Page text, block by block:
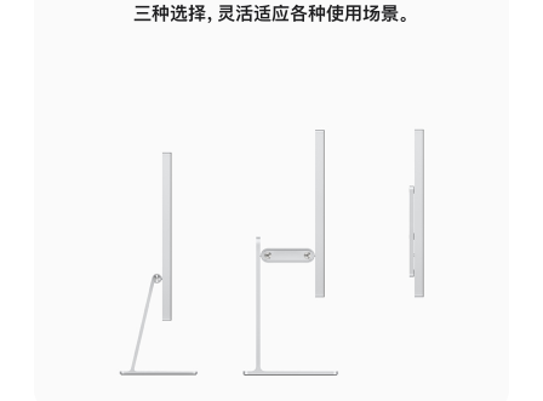
三种选择，灵活适应各种使用场景。